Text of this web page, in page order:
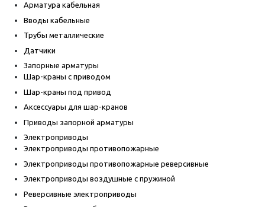
Арматура кабельная
Вводы кабельные
Трубы металлические
Датчики
Запорные арматуры
Шар-краны с приводом
Шар-краны под привод
Аксессуары для шар-кранов
Приводы запорной арматуры
Электроприводы
Электроприводы противопожарные
Электроприводы противопожарные реверсивные
Электроприводы воздушные с пружиной
Реверсивные электроприводы